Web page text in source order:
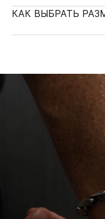
КАК ВЫБРАТЬ